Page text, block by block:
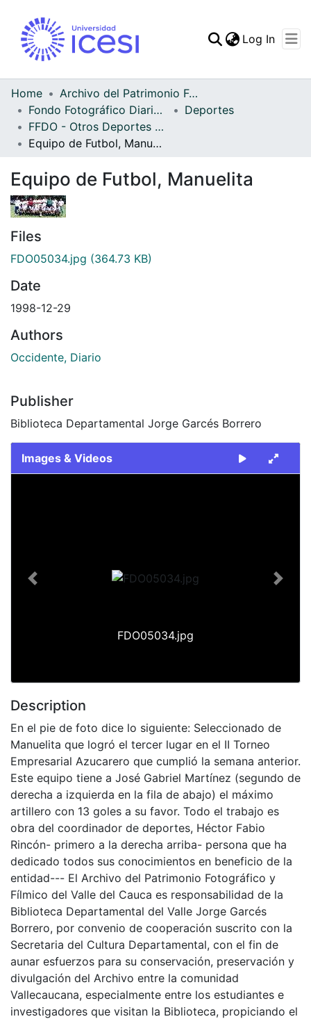
Statistics
Log In
Home
Archivo del Patrimonio Fotográfico y Fílmico del Valle del Cauca
Fondo Fotográfico Diario Occidente
Deportes
FFDO - Otros Deportes - Patrimonial
Equipo de Futbol, Manuelita
Equipo de Futbol, Manuelita
Files
FDO05034.jpg (364.73 KB)
Date
1998-12-29
Authors
Occidente, Diario
Publisher
Biblioteca Departamental Jorge Garcés Borrero
Images & Videos
FDO05034.jpg
Previous Next
Description
En el pie de foto dice lo siguiente: Seleccionado de
Manuelita que logró el tercer lugar en el II Torneo
Empresarial Azucarero que cumplió la semana anterior.
Este equipo tiene a José Gabriel Martínez (segundo de
derecha a izquierda en la fila de abajo) el máximo
artillero con 13 goles a su favor. Todo el trabajo es
obra del coordinador de deportes, Héctor Fabio
Rincón- primero a la derecha arriba- persona que ha
dedicado todos sus conocimientos en beneficio de la
entidad--- El Archivo del Patrimonio Fotográfico y
Fílmico del Valle del Cauca es responsabilidad de la
Biblioteca Departamental del Valle Jorge Garcés
Borrero, por convenio de cooperación suscrito con la
Secretaria del Cultura Departamental, con el fin de
aunar esfuerzos para su conservación, preservación y
divulgación del Archivo entre la comunidad
Vallecaucana, especialmente entre los estudiantes e
investigadores que visitan la Biblioteca, propiciando el